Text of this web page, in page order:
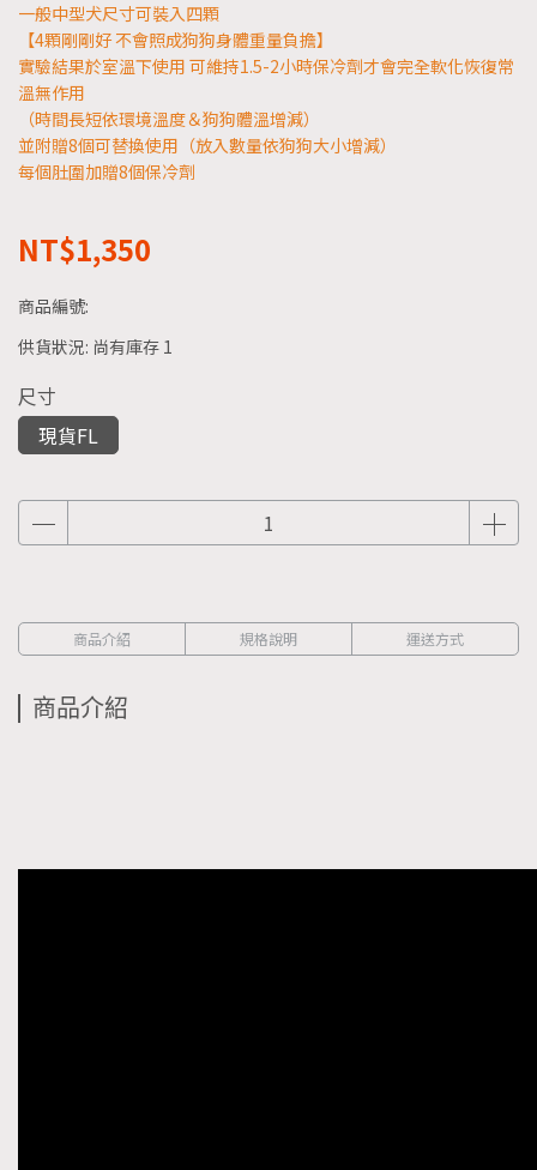
一般中型犬尺寸可裝入四顆
【4顆剛剛好 不會照成狗狗身體重量負擔】
實驗結果於室溫下使用 可維持1.5-2小時保冷劑才會完全軟化恢復常
溫無作用
（時間長短依環境溫度＆狗狗體溫增減）
並附贈8個可替換使用（放入數量依狗狗大小增減）
每個肚圍加贈8個保冷劑
NT$1,350
商品編號:
供貨狀況: 尚有庫存 1
尺寸
現貨FL
商品介紹 規格說明 運送方式
商品介紹